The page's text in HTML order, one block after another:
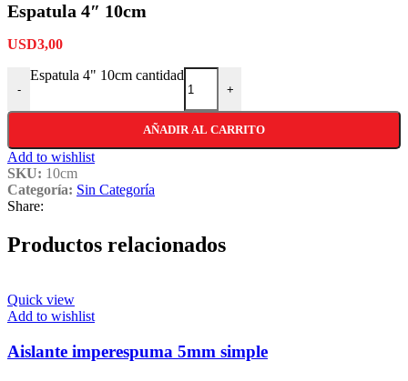
Espatula 4″ 10cm
USD3,00
-
Espatula 4" 10cm cantidad
+
AÑADIR AL CARRITO
Add to wishlist
SKU: 10cm
Categoría: Sin Categoría
Share:
Productos relacionados
Quick view
Add to wishlist
Aislante imperespuma 5mm simple